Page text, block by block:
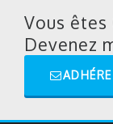
Vous êtes
Devenez